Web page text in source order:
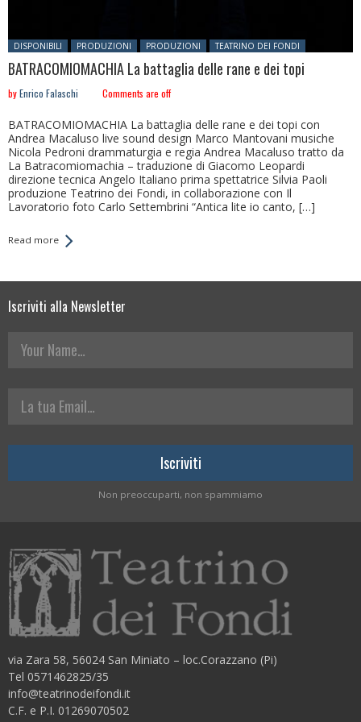
Posted in:
DISPONIBILI PRODUZIONI PRODUZIONI TEATRINO DEI FONDI
BATRACOMIOMACHIA La battaglia delle rane e dei topi
byEnrico Falaschi Comments are off
BATRACOMIOMACHIA La battaglia delle rane e dei topi con
Andrea Macaluso live sound design Marco Mantovani musiche
Nicola Pedroni drammaturgia e regia Andrea Macaluso tratto da
La Batracomiomachia – traduzione di Giacomo Leopardi
direzione tecnica Angelo Italiano prima spettatrice Silvia Paoli
produzione Teatrino dei Fondi, in collaborazione con Il
Lavoratorio foto Carlo Settembrini “Antica lite io canto, […]
Read more
Iscriviti alla Newsletter
Your Name
La tua Email
Non preoccuparti, non spammiamo
via Zara 58, 56024 San Miniato – loc.Corazzano (Pi)
Tel 0571462825/35
info@teatrinodeifondi.it
C.F. e P.I. 01269070502